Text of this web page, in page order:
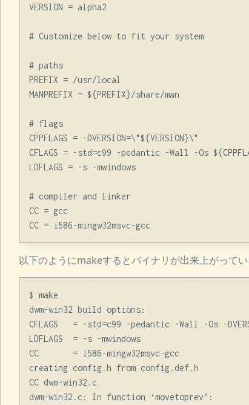
VERSION = alpha2
# Customize below to fit your system
# paths
PREFIX = /usr/local
MANPREFIX = ${PREFIX}/share/man
# flags
CPPFLAGS = -DVERSION=\"${VERSION}\"
CFLAGS = -std=c99 -pedantic -Wall -Os
LDFLAGS = -s -mwindows
# compiler and linker
CC = gcc
以下のようにmakeするとバイナリが出来上がってい
$ make
dwm-win32 build options:
CFLAGS   = -std=c99 -pedantic -Wall -Os -
LDFLAGS  = -s -mwindows
CC       = i586-mingw32msvc-gcc
creating config.h from config.def.h
CC dwm-win32.c
dwm-win32.c: In function ‘movetoprev’: